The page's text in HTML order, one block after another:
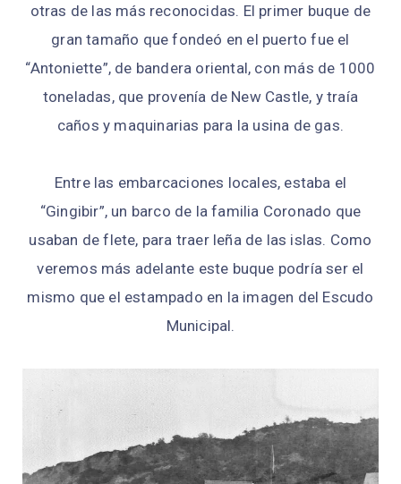
otras de las más reconocidas. El primer buque de
gran tamaño que fondeó en el puerto fue el
“Antoniette”, de bandera oriental, con más de 1000
toneladas, que provenía de New Castle, y traía
caños y maquinarias para la usina de gas.
Entre las embarcaciones locales, estaba el
“Gingibir”, un barco de la familia Coronado que
usaban de flete, para traer leña de las islas. Como
veremos más adelante este buque podría ser el
mismo que el estampado en la imagen del Escudo
Municipal.